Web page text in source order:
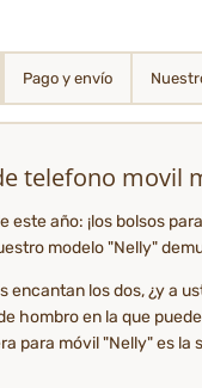
Pago y envío
telefono movil
este año: ¡los bolsos
modelo "Nelly"
encantan los dos, ¿y a
hombro en la que
para móvil "Nelly" es la